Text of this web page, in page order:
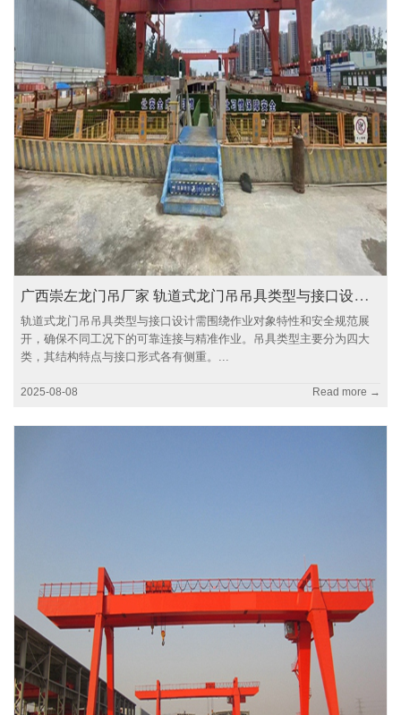
广西崇左龙门吊厂家 轨道式龙门吊吊具类型与接口设计要点解析
轨道式龙门吊吊具类型与接口设计需围绕作业对象特性和安全规范展
开，确保不同工况下的可靠连接与精准作业。吊具类型主要分为四大
类，其结构特点与接口形式各有侧重。...
2025-08-08 Read more →